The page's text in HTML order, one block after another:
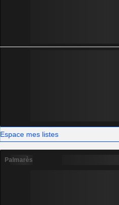
Espace mes listes
Palmarès